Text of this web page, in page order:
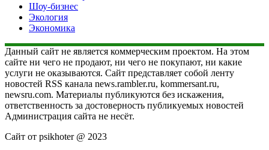
Шоу-бизнес
Экология
Экономика
Данный сайт не является коммерческим проектом. На этом
сайте ни чего не продают, ни чего не покупают, ни какие
услуги не оказываются. Сайт представляет собой ленту
новостей RSS канала news.rambler.ru, kommersant.ru,
newsru.com. Материалы публикуются без искажения,
ответственность за достоверность публикуемых новостей
Администрация сайта не несёт.
Сайт от psikhoter @ 2023